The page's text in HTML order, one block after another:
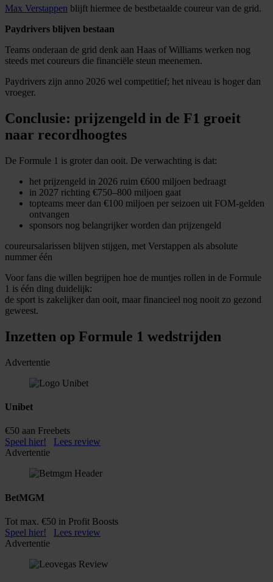
Max Verstappen blijft hiermee de bestbetaalde coureur van de grid.
Paydrivers blijven bestaan
Teams onderaan de grid denk aan Haas of Williams werken nog
steeds met coureurs die financiële steun meenemen.
Paydrivers zijn anno 2026 wel competitief; het niveau is hoger dan
vroeger.
Conclusie: prijzengeld in de F1 groeit
naar recordhoogtes
De Formule 1 is groter dan ooit. De verwachting is dat:
het prijzengeld in 2026 ruim €600 miljoen bedraagt
in 2027 richting €750–800 miljoen gaat
topteams meer dan €100 miljoen per seizoen uit FOM-gelden
ontvangen
sponsors nog belangrijker worden dan prijzengeld
coureursalarissen blijven stijgen, met Verstappen als absolute
nummer één
Voor fans die willen begrijpen hoe de muntjes rollen in de Formule
1 is één ding duidelijk:
de sport is zakelijker dan ooit, maar financieel nog nooit zo gezond
geweest.
Inzetten op Formule 1 wedstrijden
Advertentie
Unibet
€50 aan Freebets
Speel hier!
Lees review
Advertentie
BetMGM
Tot max. €50 in Profit Boosts
Speel hier!
Lees review
Advertentie